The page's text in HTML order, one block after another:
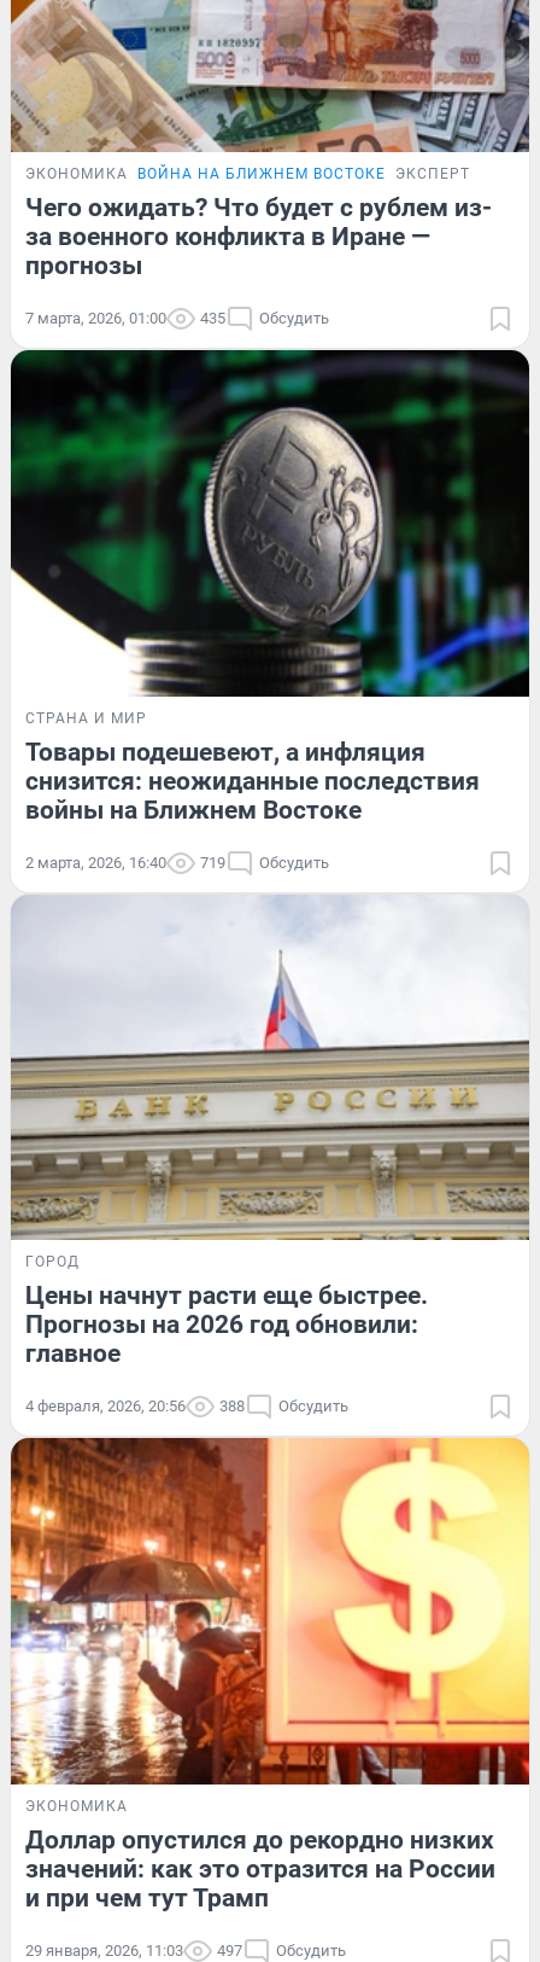
ЭКОНОМИКА ВОЙНА НА БЛИЖНЕМ ВОСТОКЕ ЭКСПЕРТ
Чего ожидать? Что будет с рублем из-
за военного конфликта в Иране —
прогнозы
7 марта, 2026, 01:00 435 Обсудить
СТРАНА И МИР
Товары подешевеют, а инфляция
снизится: неожиданные последствия
войны на Ближнем Востоке
2 марта, 2026, 16:40 719 Обсудить
ГОРОД
Цены начнут расти еще быстрее.
Прогнозы на 2026 год обновили:
главное
4 февраля, 2026, 20:56 388 Обсудить
ЭКОНОМИКА
Доллар опустился до рекордно низких
значений: как это отразится на России
и при чем тут Трамп
29 января, 2026, 11:03 497 Обсудить